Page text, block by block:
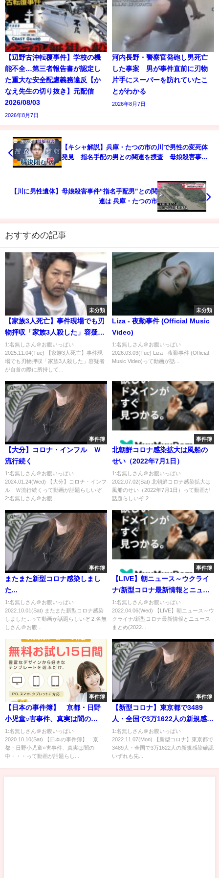
【辺野古沖転覆事件】学校の機
能不全…第三者報告書が認定し
た重大な安全配慮義務違反【か
なえ先生の切り抜き】元配信
2026/08/03
2026年8月7日
河内長野・警察官発砲し男死亡
した事案 男が事件直前に刃物
片手にスーパーを訪れていたこ
とがわかる
2026年8月7日
【キシャ解説】兵庫・たつの市の川で男性の変死体
発見 指名手配の男との関連を捜査 母娘殺害事件
【川に男性遺体】母娘殺害事件“指名手配男”との関
連は 兵庫・たつの市
おすすめの記事
未分類
【家族3人死亡】事件現場でも刃
物押収「家族3人殺した」容疑者
が自首の際に所持していた“血の
付いた刃物”とは別の物→警察が
事件との関連や動機など調べる
1:名無しさん＠お腹いっぱい
2025.11.04(Tue) 【家族3人死亡】事件現
場でも刃物押収「家族3人殺した」容疑者
が自首の際に所持して...
未分類
Liza - 夜勤事件 (Official Music
Video)
1:名無しさん＠お腹いっぱい
2026.03.03(Tue) Liza - 夜勤事件 (Official
Music Video)って動画が話...
事件簿
【大分】コロナ・インフル Ｗ
流行続く
1:名無しさん＠お腹いっぱい
2024.01.24(Wed) 【大分】コロナ・インフ
ル Ｗ流行続くって動画が話題らしいぞ
2:名無しさん＠お腹...
事件簿
北朝鮮コロナ感染拡大は風船の
せい（2022年7月1日）
1:名無しさん＠お腹いっぱい
2022.07.02(Sat) 北朝鮮コロナ感染拡大は
風船のせい（2022年7月1日）って動画が
話題らしいぞ 2...
事件簿
またまた新型コロナ感染しまし
た...
1:名無しさん＠お腹いっぱい
2022.10.01(Sat) またまた新型コロナ感染
しました...って動画が話題らしいぞ 2:名無
しさん＠お腹...
事件簿
【LIVE】朝ニュース～ウクライ
ナ/新型コロナ最新情報とニュー
スまとめ(2022年4月6日)
1:名無しさん＠お腹いっぱい
2022.04.06(Wed) 【LIVE】朝ニュース～ウ
クライナ/新型コロナ最新情報とニュース
まとめ(2022...
事件簿
【日本の事件簿】 京都・日野
小児童○害事件、真実は闇の
中・・・
1:名無しさん＠お腹いっぱい
2020.10.10(Sat) 【日本の事件簿】 京
都・日野小児童○害事件、真実は闇の
中・・・って動画が話題らし...
事件簿
【新型コロナ】東京都で3489
人・全国で3万1622人の新規感染
確認 いずれも先週月曜日より増
加 7日
1:名無しさん＠お腹いっぱい
2022.11.07(Mon) 【新型コロナ】東京都で
3489人・全国で3万1622人の新規感染確認
いずれも先...